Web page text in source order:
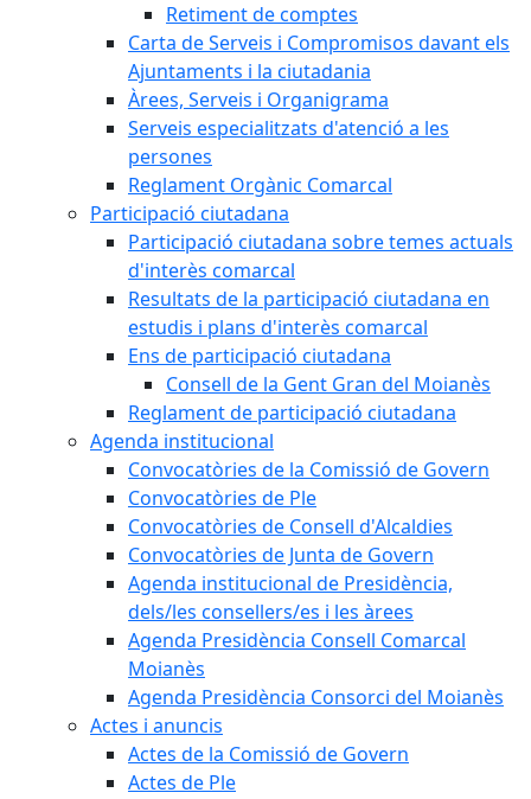
Retiment de comptes
Carta de Serveis i Compromisos davant els
Ajuntaments i la ciutadania
Àrees, Serveis i Organigrama
Serveis especialitzats d'atenció a les
persones
Reglament Orgànic Comarcal
Participació ciutadana
Participació ciutadana sobre temes actuals
d'interès comarcal
Resultats de la participació ciutadana en
estudis i plans d'interès comarcal
Ens de participació ciutadana
Consell de la Gent Gran del Moianès
Reglament de participació ciutadana
Agenda institucional
Convocatòries de la Comissió de Govern
Convocatòries de Ple
Convocatòries de Consell d'Alcaldies
Convocatòries de Junta de Govern
Agenda institucional de Presidència,
dels/les consellers/es i les àrees
Agenda Presidència Consell Comarcal
Moianès
Agenda Presidència Consorci del Moianès
Actes i anuncis
Actes de la Comissió de Govern
Actes de Ple